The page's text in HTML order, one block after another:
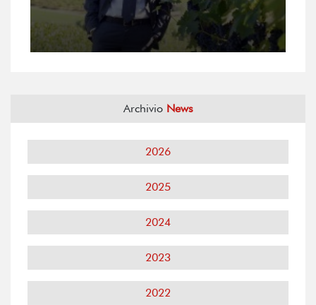
Archivio News
2026
2025
2024
2023
2022